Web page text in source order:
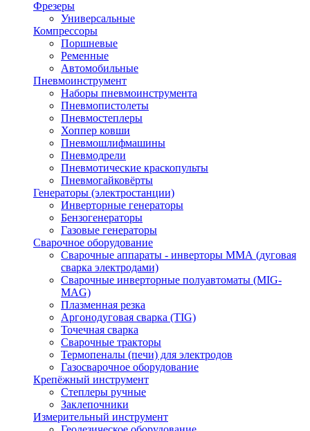
Фрезеры
Универсальные
Компрессоры
Поршневые
Ременные
Автомобильные
Пневмоинструмент
Наборы пневмоинструмента
Пневмопистолеты
Пневмостеплеры
Хоппер ковши
Пневмошлифмашины
Пневмодрели
Пневмотические краскопульты
Пневмогайковёрты
Генераторы (электростанции)
Инверторные генераторы
Бензогенераторы
Газовые генераторы
Сварочное оборудование
Сварочные аппараты - инверторы ММА (дуговая
сварка электродами)
Сварочные инверторные полуавтоматы (MIG-
MAG)
Плазменная резка
Аргонодуговая сварка (TIG)
Точечная сварка
Сварочные тракторы
Термопеналы (печи) для электродов
Газосварочное оборудование
Крепёжный инструмент
Степлеры ручные
Заклепочники
Измерительный инструмент